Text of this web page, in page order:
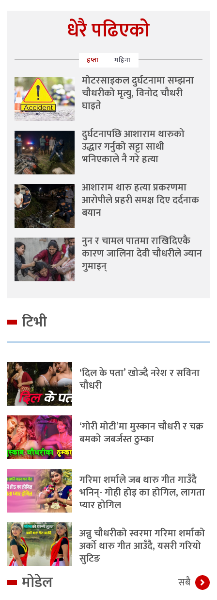
धेरै पढिएको
हप्ता महिना
मोटरसाइकल दुर्घटनामा सम्झना
चौधरीको मृत्यु, विनोद चौधरी
घाइते
दुर्घटनापछि आशाराम थारुको
उद्धार गर्नुको सट्टा साथी
भनिएकाले नै गरे हत्या
आशाराम थारु हत्या प्रकरणमा
आरोपीले प्रहरी समक्ष दिए दर्दनाक
बयान
नुन र चामल पातमा राखिदिएकै
कारण जालिना देवी चौधरीले ज्यान
गुमाइन्
टिभी
‘दिल के पता’ खोज्दै नरेश र सविना
चौधरी
‘गोरी मोटी’मा मुस्कान चौधरी र चक्र
बमको जबर्जस्त ठुम्का
गरिमा शर्माले जब थारु गीत गाउँदै
भनिन्- गोही होइ का होगिल, लागता
प्यार होगिल
अन्नु चौधरीको स्वरमा गरिमा शर्माको
अर्को थारु गीत आउँदै, यसरी गरियो
सुटिङ
मोडेल सबै